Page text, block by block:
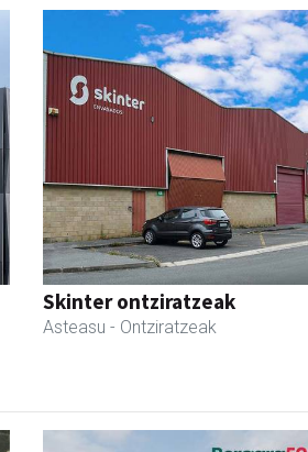
Skinter ontziratzeak
Asteasu - Ontziratzeak